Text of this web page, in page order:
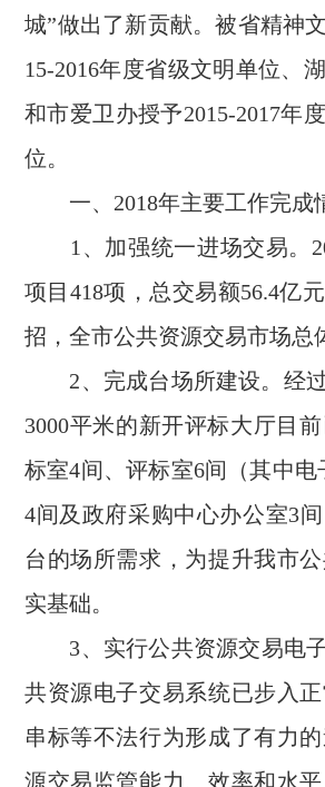
城”做出了新贡献。被省精神
15-2016年度省级文明单位、
和市爱卫办授予2015-2017年
位。
一、2018年主要工作完成
1、加强统一进场交易。
项目418项，总交易额56.4亿
招，全市公共资源交易市场总
2、完成台场所建设。经过
3000平米的新开评标大厅目
标室4间、评标室6间（其中
4间及政府采购中心办公室3
台的场所需求，为提升我市
实基础。
3、实行公共资源交易电子
共资源电子交易系统已步入
串标等不法行为形成了有力
源交易监管能力、效率和水